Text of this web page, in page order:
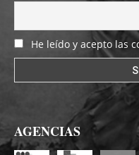
He leído y acepto las
AGENCIAS